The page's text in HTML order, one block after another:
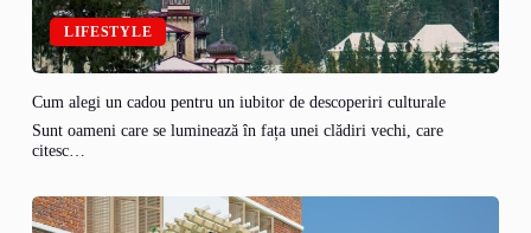
LIFESTYLE
Cum alegi un cadou pentru un iubitor de descoperiri culturale
Sunt oameni care se luminează în fața unei clădiri vechi, care
citesc…